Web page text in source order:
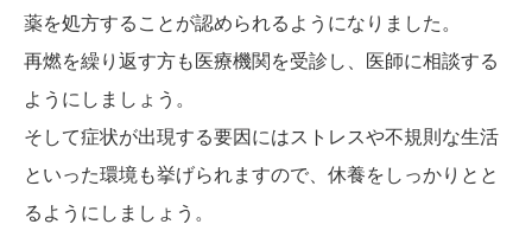
薬を処方することが認められるようになりました。
再燃を繰り返す方も医療機関を受診し、医師に相談する
ようにしましょう。
そして症状が出現する要因にはストレスや不規則な生活
といった環境も挙げられますので、休養をしっかりとと
るようにしましょう。